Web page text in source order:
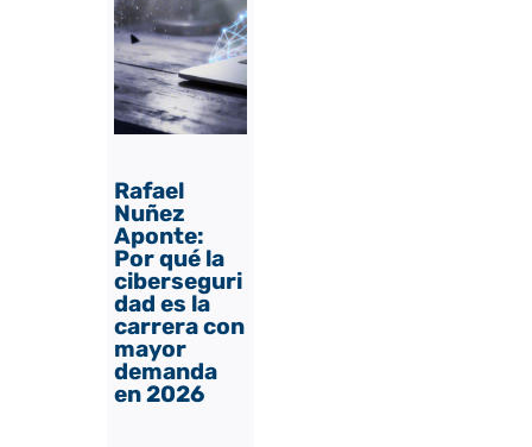
Rafael
Nuñez
Aponte:
Por qué la
ciberseguri
dad es la
carrera con
mayor
demanda
en 2026